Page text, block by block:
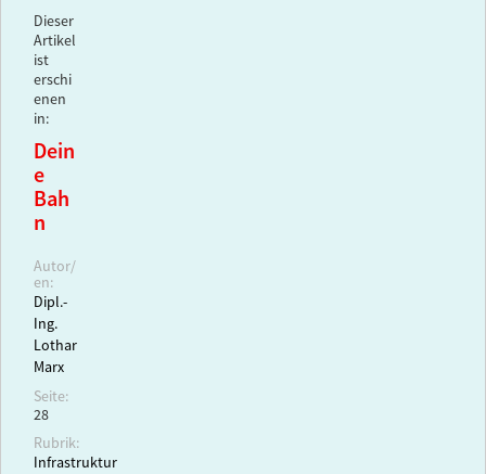
Dieser
Artikel
ist
erschi
enen
in:
Dein
e
Bah
n
Autor/
en:
Dipl.-
Ing.
Lothar
Marx
Seite:
28
Rubrik:
Infrastruktur